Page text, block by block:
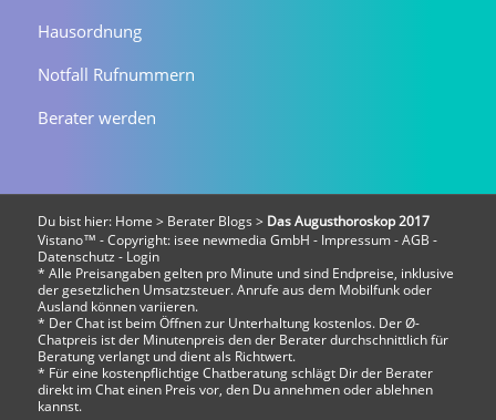
Hausordnung
Notfall Rufnummern
Berater werden
Du bist hier: Home > Berater Blogs > Das Augusthoroskop 2017
Vistano™ - Copyright: isee newmedia GmbH - Impressum-AGB -
Datenschutz - Login
* Alle Preisangaben gelten pro Minute und sind Endpreise, inklusive
der gesetzlichen Umsatzsteuer. Anrufe aus dem Mobilfunk oder
Ausland können variieren.
* Der Chat ist beim Öffnen zur Unterhaltung kostenlos. Der Ø-
Chatpreis ist der Minutenpreis den der Berater durchschnittlich für
Beratung verlangt und dient als Richtwert.
* Für eine kostenpflichtige Chatberatung schlägt Dir der Berater
direkt im Chat einen Preis vor, den Du annehmen oder ablehnen
kannst.